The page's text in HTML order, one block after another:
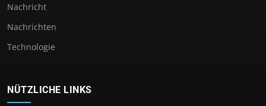
Nachricht
Nachrichten
Technologie
NÜTZLICHE LINKS